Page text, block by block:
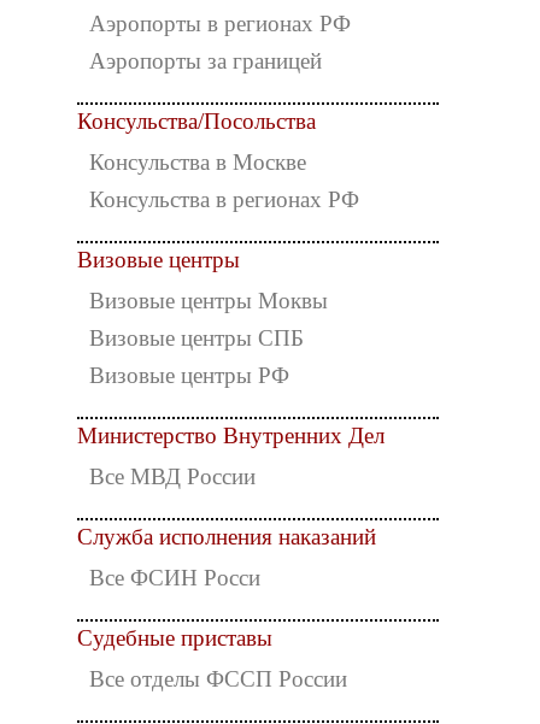
Аэропорты в регионах РФ
Аэропорты за границей
Консульства/Посольства
Консульства в Москве
Консульства в регионах РФ
Визовые центры
Визовые центры Моквы
Визовые центры СПБ
Визовые центры РФ
Министерство Внутренних Дел
Все МВД России
Служба исполнения наказаний
Все ФСИН Росси
Судебные приставы
Все отделы ФССП России